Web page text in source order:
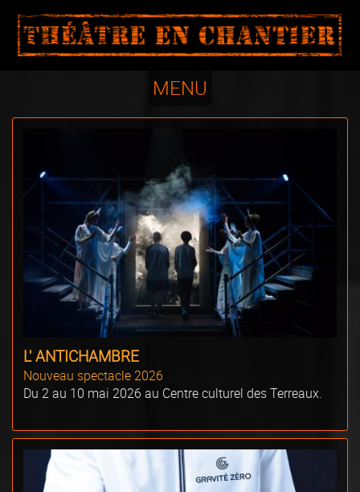
MENU
L' ANTICHAMBRE
Nouveau spectacle 2026
Du 2 au 10 mai 2026 au Centre culturel des Terreaux.